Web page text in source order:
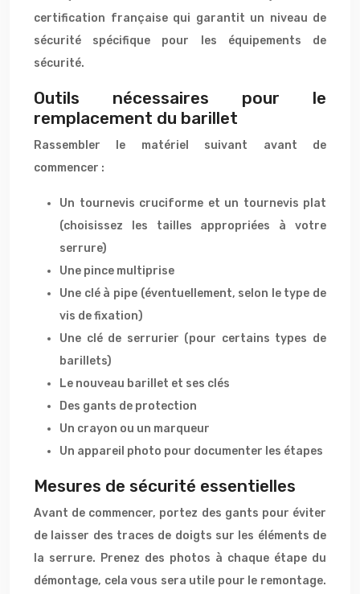
certification française qui garantit un niveau de
sécurité spécifique pour les équipements de
sécurité.
Outils nécessaires pour le
remplacement du barillet
Rassembler le matériel suivant avant de
commencer :
Un tournevis cruciforme et un tournevis plat
(choisissez les tailles appropriées à votre
serrure)
Une pince multiprise
Une clé à pipe (éventuellement, selon le type de
vis de fixation)
Une clé de serrurier (pour certains types de
barillets)
Le nouveau barillet et ses clés
Des gants de protection
Un crayon ou un marqueur
Un appareil photo pour documenter les étapes
Mesures de sécurité essentielles
Avant de commencer, portez des gants pour éviter
de laisser des traces de doigts sur les éléments de
la serrure. Prenez des photos à chaque étape du
démontage, cela vous sera utile pour le remontage.